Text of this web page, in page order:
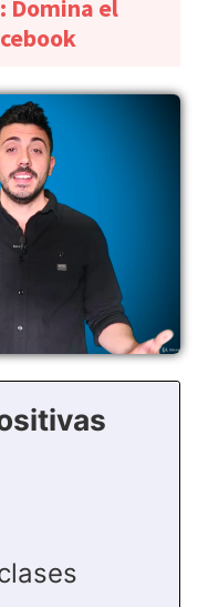
Domina el